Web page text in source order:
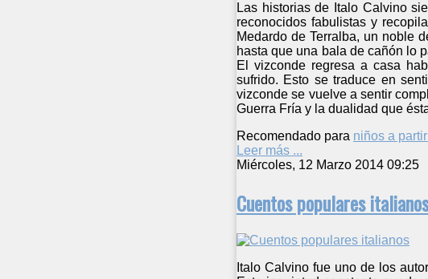
Las historias de Italo Calvino
reconocidos fabulistas y
Medardo de Terralba, un noble
hasta que una bala de cañón lo
El vizconde regresa a casa
sufrido. Esto se traduce en
vizconde se vuelve a sentir
Guerra Fría y la dualidad que
Recomendado para niños a
Leer más ...
Miércoles, 12 Marzo 2014 09:25
Cuentos populares italianos
Italo Calvino fue uno de los